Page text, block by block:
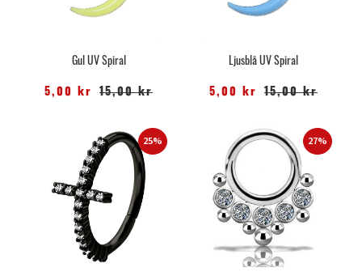
Gul UV Spiral
5,00 kr 15,00 kr
Ljusblå UV Spiral
5,00 kr 15,00 kr
25% 27%